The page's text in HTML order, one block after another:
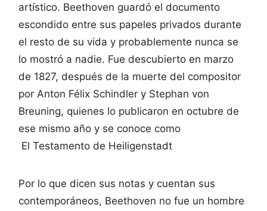
artístico. Beethoven guardó el documento
escondido entre sus papeles privados durante
el resto de su vida y probablemente nunca se
lo mostró a nadie. Fue descubierto en marzo
de 1827, después de la muerte del compositor
por Anton Félix Schindler y Stephan von
Breuning, quienes lo publicaron en octubre de
ese mismo año y se conoce como
El Testamento de Heiligenstadt
Por lo que dicen sus notas y cuentan sus
contemporáneos, Beethoven no fue un hombre